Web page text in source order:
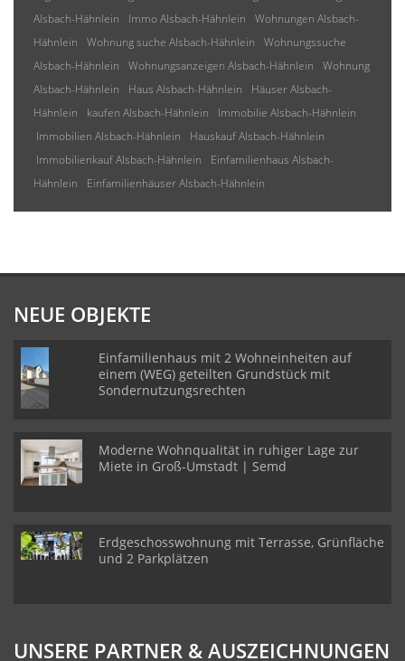
Alsbach-Hähnlein
Immo Alsbach-Hähnlein
Wohnungen Alsbach-
Hähnlein
Wohnung suche Alsbach-Hähnlein
Wohnungssuche
Alsbach-Hähnlein
Wohnungsanzeigen Alsbach-Hähnlein
Wohnung
Alsbach-Hähnlein
Haus Alsbach-Hähnlein
Häuser Alsbach-
Hähnlein
kaufen Alsbach-Hähnlein
Immobilie Alsbach-Hähnlein
Immobilien Alsbach-Hähnlein
Hauskauf Alsbach-Hähnlein
Immobilienkauf Alsbach-Hähnlein
Einfamilienhaus Alsbach-
Hähnlein
Einfamilienhäuser Alsbach-Hähnlein
NEUE OBJEKTE
Einfamilienhaus mit 2 Wohneinheiten auf
einem (WEG) geteilten Grundstück mit
Sondernutzungsrechten
Moderne Wohnqualität in ruhiger Lage zur
Miete in Groß-Umstadt | Semd
Erdgeschosswohnung mit Terrasse, Grünfläche
und 2 Parkplätzen
UNSERE PARTNER & AUSZEICHNUNGEN